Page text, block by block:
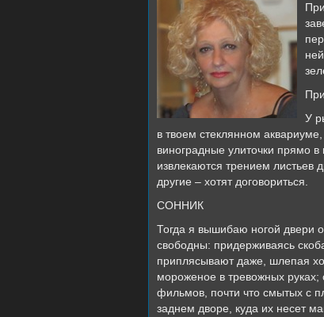
У
в твоем стеклянном
виноградные улиточки прямо
извлекаются трением листьев
другие – хотят договориться.
СОННИК
Тогда я вышибаю ногой двери
свободны: придерживаясь
приплясывают даже, шлепая
мороженое в тревожных руках;
фильмов, почти что смытых с
заднем дворе, куда их несет